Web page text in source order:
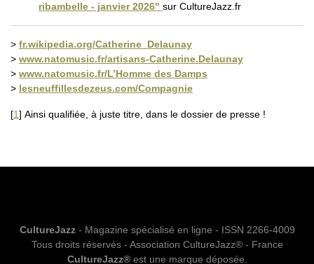
ribambelle - janvier 2026" sur CultureJazz.fr
> fr.wikipedia.org/Catherine_Delaunay
> www.natomusic.fr/artisans-Catherine.Delaunay
> www.natomusic.fr/L’Homme des Damps
> lesneuffillesdezeus.com/Compagnie
[1] Ainsi qualifiée, à juste titre, dans le dossier de presse !
CultureJazz- Magazine spécialisé en ligne - ISSN 2266-4009
Tous droits réservés - Association CultureJazz® - France
CultureJazz®est une marque déposée.